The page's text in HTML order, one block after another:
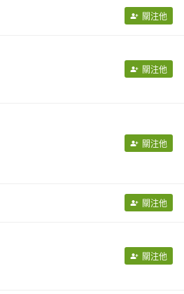
關注他
關注他
關注他
關注他
關注他